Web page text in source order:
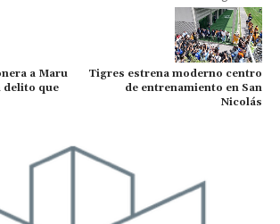
a Maru
delito que
Tigres estrena moderno centro
de entrenamiento en San
Nicolás